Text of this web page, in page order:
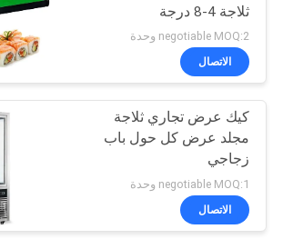
طعام يعالج تجهيز
76
ثلاجة 4-8 درجة
negotiable MOQ:2 وحدة
الاتصال
كيك عرض تجاري ثلاجة
مجلد عرض كل حول باب
زجاجي
negotiable MOQ:1 وحدة
الاتصال